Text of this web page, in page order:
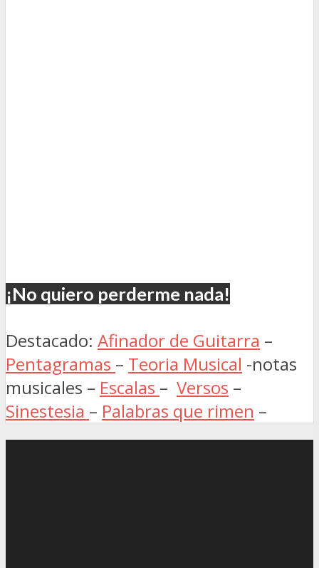
¡No quiero perderme nada!
Destacado: Afinador de Guitarra –
Pentagramas – Teoria Musical -notas
musicales – Escalas – Versos –
Sinestesia – Palabras que rimen –